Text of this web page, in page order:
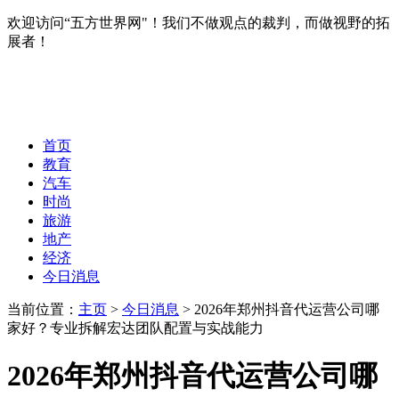
欢迎访问“五方世界网"！我们不做观点的裁判，而做视野的拓
展者！
首页
教育
汽车
时尚
旅游
地产
经济
今日消息
当前位置： 主页 > 今日消息 > 2026年郑州抖音代运营公司哪
家好？专业拆解宏达团队配置与实战能力
2026年郑州抖音代运营公司哪